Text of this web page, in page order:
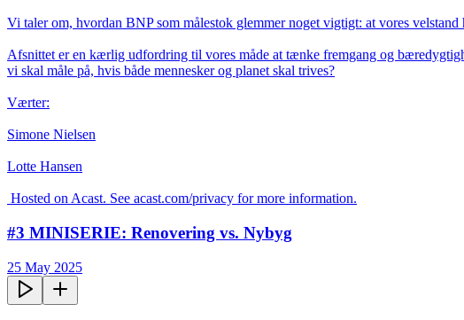
Vi taler om, hvordan BNP som målestok glemmer noget vigtigt: at vores
Afsnittet er en kærlig udfordring til vores måde at tænke fremgang og
vi skal måle på, hvis både mennesker og planet skal trives?
Værter:
Simone Nielsen
Lotte Hansen
Hosted on Acast. See acast.com/privacy for more information.
#3 MINISERIE: Renovering vs. Nybyg
25 May 2025